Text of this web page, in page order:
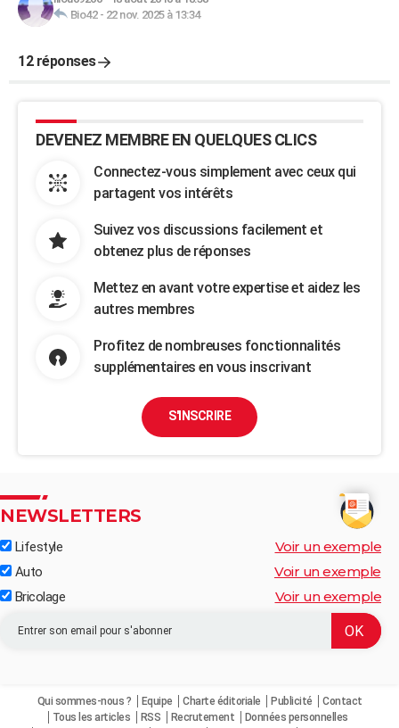
Bio42- 22 nov. 2025 à 13:34
12 réponses
DEVENEZ MEMBRE EN QUELQUES CLICS
Connectez-vous simplement avec ceux qui
partagent vos intérêts
Suivez vos discussions facilement et
obtenez plus de réponses
Mettez en avant votre expertise et aidez les
autres membres
Profitez de nombreuses fonctionnalités
supplémentaires en vous inscrivant
S'INSCRIRE
NEWSLETTERS
Lifestyle Voir un exemple
Auto Voir un exemple
Bricolage Voir un exemple
Qui sommes-nous ? Equipe Charte éditoriale Publicité
Contact
Tous les articles
RSS Recrutement
Données personnelles